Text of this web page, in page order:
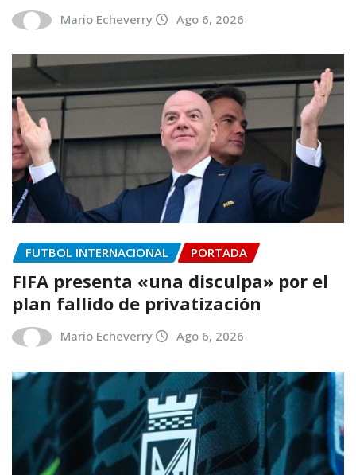
Mario Echeverry Ago 6, 2026
FUTBOL INTERNACIONAL PORTADA
FIFA presenta «una disculpa» por el
plan fallido de privatización
Mario Echeverry Ago 6, 2026